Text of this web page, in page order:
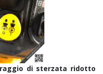
di sterzata ridotto